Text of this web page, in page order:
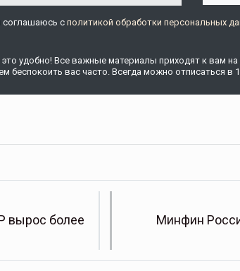
соглашаюсь c политикой обработки персональных
удобно! Все важные материалы приходят к вам на
беспокоить вас часто. Всегда можно отписаться в
вырос более
Минфин